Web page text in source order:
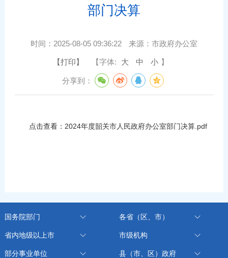
部门决算
时间： 2025-08-05 09:36:22 来源： 市政府办公室
【打印】 【字体: 大 中 小 】
分享到：
点击查看： 2024年度韶关市人民政府办公室部门决算.pdf
国务院部门 各省（区、市）
省内地级以上市 市级机构
部分事业单位 县（市、区）政府